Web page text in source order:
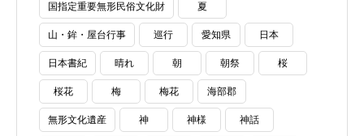
国指定重要無形民俗文化財 夏
山・鉾・屋台行事 巡行 愛知県 日本
日本書紀 晴れ 朝 朝祭 桜
桜花 梅 梅花 海部郡
無形文化遺産 神 神様 神話